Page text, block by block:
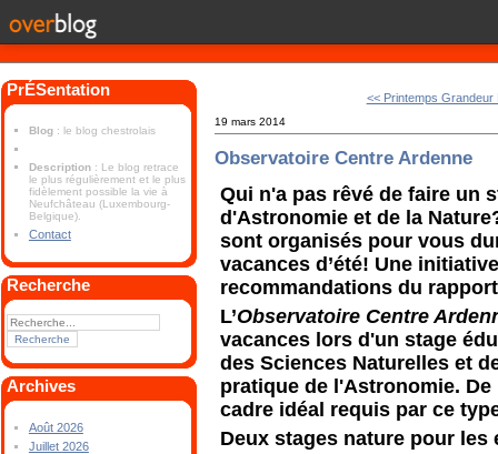
PrÉSentation
Blog : le blog chestrolais
Description : Le blog retrace
le plus régulièrement et le plus
fidèlement possible la vie à
Neufchâteau (Luxembourg-
Belgique).
Contact
Recherche
Archives
Août 2026
Juillet 2026
<< Printemps Grandeur
19 mars 2014
Observatoire Centre Ardenne
Qui n'a pas rêvé de faire un
d'Astronomie et de la
sont organisés pour vous
vacances d’été! Une
recommandations du
L’Observatoire Centre
vacances lors d'un stage
des Sciences Naturelles et
pratique de l'Astronomie.
cadre idéal requis par ce
Deux stages nature pour les